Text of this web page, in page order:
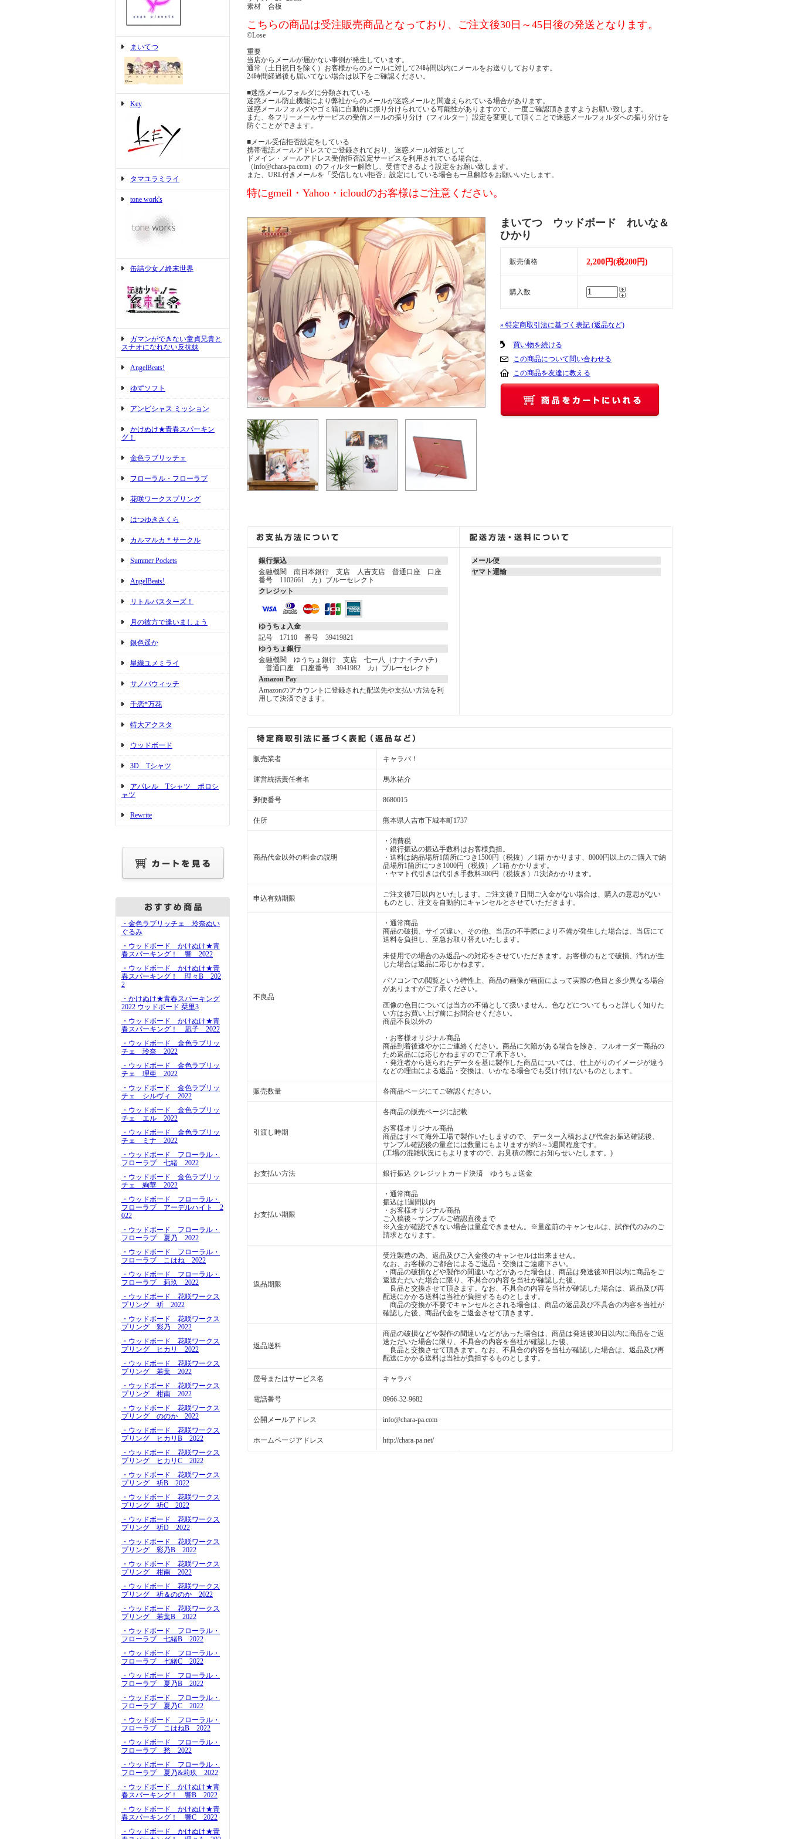
まいてつ
Key
タマユラミライ
tone work's
缶詰少女ノ終末世界
ガマンができない童貞兄貴と
スナオになれない反抗妹
AngelBeats!
ゆずソフト
アンビシャス ミッション
かけぬけ★青春スパーキン
グ！
金色ラブリッチェ
フローラル・フローラブ
花咲ワークスプリング
はつゆきさくら
カルマルカ＊サークル
Summer Pockets
AngelBeats!
リトルバスターズ！
月の彼方で逢いましょう
銀色遥か
星織ユメミライ
サノバウィッチ
千恋*万花
特大アクスタ
ウッドボード
3D Tシャツ
アパレル Tシャツ ポロシ
ャツ
Rewrite
・金色ラブリッチェ 玲奈ぬい
ぐるみ
・ウッドボード かけぬけ★青
春スパーキング！ 響 2022
・ウッドボード かけぬけ★青
春スパーキング！ 理々B 202
2
・かけぬけ★青春スパーキング
2022 ウッドボード 栞里3
・ウッドボード かけぬけ★青
春スパーキング！ 凪子 2022
・ウッドボード 金色ラブリッ
チェ 玲奈 2022
・ウッドボード 金色ラブリッ
チェ 理亜 2022
・ウッドボード 金色ラブリッ
チェ シルヴィ 2022
・ウッドボード 金色ラブリッ
チェ エル 2022
・ウッドボード 金色ラブリッ
チェ ミナ 2022
・ウッドボード フローラル・
フローラブ 七緒 2022
・ウッドボード 金色ラブリッ
チェ 絢華 2022
・ウッドボード フローラル・
フローラブ アーデルハイト 2
022
・ウッドボード フローラル・
フローラブ 夏乃 2022
・ウッドボード フローラル・
フローラブ こはね 2022
・ウッドボード フローラル・
フローラブ 莉玖 2022
・ウッドボード 花咲ワークス
プリング 祈 2022
・ウッドボード 花咲ワークス
プリング 彩乃 2022
・ウッドボード 花咲ワークス
プリング ヒカリ 2022
・ウッドボード 花咲ワークス
プリング 若葉 2022
・ウッドボード 花咲ワークス
プリング 柑南 2022
・ウッドボード 花咲ワークス
プリング ののか 2022
・ウッドボード 花咲ワークス
プリング ヒカリB 2022
・ウッドボード 花咲ワークス
プリング ヒカリC 2022
・ウッドボード 花咲ワークス
プリング 祈B 2022
・ウッドボード 花咲ワークス
プリング 祈C 2022
・ウッドボード 花咲ワークス
プリング 祈D 2022
・ウッドボード 花咲ワークス
プリング 彩乃B 2022
・ウッドボード 花咲ワークス
プリング 柑南 2022
・ウッドボード 花咲ワークス
プリング 祈＆ののか 2022
・ウッドボード 花咲ワークス
プリング 若葉B 2022
・ウッドボード フローラル・
フローラブ 七緒B 2022
・ウッドボード フローラル・
フローラブ 七緒C 2022
・ウッドボード フローラル・
フローラブ 夏乃B 2022
・ウッドボード フローラル・
フローラブ 夏乃C 2022
・ウッドボード フローラル・
フローラブ こはねB 2022
・ウッドボード フローラル・
フローラブ 愁 2022
・ウッドボード フローラル・
フローラブ 夏乃&莉玖 2022
・ウッドボード かけぬけ★青
春スパーキング！ 響B 2022
・ウッドボード かけぬけ★青
春スパーキング！ 響C 2022
・ウッドボード かけぬけ★青
素材 合板
こちらの商品は受注販売商品となっており、ご注文後30日～45日後の発送となります。
©Lose
重要
当店からメールが届かない事例が発生しています。
通常（土日祝日を除く）お客様からのメールに対して24時間以内にメールをお送りしております。
24時間経過後も届いてない場合は以下をご確認ください。
■迷惑メールフォルダに分類されている
迷惑メール防止機能により弊社からのメールが迷惑メールと間違えられている場合があります。
迷惑メールフォルダやゴミ箱に自動的に振り分けられている可能性がありますので、一度ご確認頂きますようお願い致します。
また、各フリーメールサービスの受信メールの振り分け（フィルター）設定を変更して頂くことで迷惑メールフォルダへの振り分けを
防ぐことができます。
■メール受信拒否設定をしている
携帯電話メールアドレスでご登録されており、迷惑メール対策として
ドメイン・メールアドレス受信拒否設定サービスを利用されている場合は、
（info@chara-pa.com）のフィルター解除し、受信できるよう設定をお願い致します。
また、URL付きメールを「受信しない/拒否」設定にしている場合も一旦解除をお願いいたします。
特にgmeil・Yahoo・icloudのお客様はご注意ください。
まいてつ ウッドボード れいな＆
ひかり
販売価格 2,200円(税200円)
購入数
» 特定商取引法に基づく表記 (返品など)
買い物を続ける
この商品について問い合わせる
この商品を友達に教える
銀行振込
金融機関 南日本銀行 支店 人吉支店 普通口座 口座
番号 1102661 カ）ブルーセレクト
クレジット
ゆうちょ入金
記号 17110 番号 39419821
ゆうちょ銀行
金融機関 ゆうちょ銀行 支店 七一八（ナナイチハチ）
普通口座 口座番号 3941982 カ）ブルーセレクト
Amazon Pay
Amazonのアカウントに登録された配送先や支払い方法を利
用して決済できます。
メール便
ヤマト運輸
販売業者 キャラパ！
運営統括責任者名 馬氷祐介
郵便番号 8680015
住所 熊本県人吉市下城本町1737
商品代金以外の料金の説明
・消費税
・銀行振込の振込手数料はお客様負担。
・送料は納品場所1箇所につき1500円（税抜）／1箱 かかります、8000円以上のご購入で納
品場所1箇所につき1000円（税抜）／1箱 かかります。
・ヤマト代引きは代引き手数料300円（税抜き）/1決済かかります。
申込有効期限
ご注文後7日以内といたします。ご注文後７日間ご入金がない場合は、購入の意思がない
ものとし、注文を自動的にキャンセルとさせていただきます。
不良品
・通常商品
商品の破損、サイズ違い、その他、当店の不手際により不備が発生した場合は、当店にて
送料を負担し、至急お取り替えいたします。
未使用での場合のみ返品への対応をさせていただきます。お客様のもとで破損、汚れが生
じた場合は返品に応じかねます。
パソコンでの閲覧という特性上、商品の画像が画面によって実際の色目と多少異なる場合
がありますがご了承ください。
画像の色目については当方の不備として扱いません。色などについてもっと詳しく知りた
い方はお買い上げ前にお問合せください。
商品不良以外の
・お客様オリジナル商品
商品到着後速やかにご連絡ください。商品に欠陥がある場合を除き、フルオーダー商品の
ため返品には応じかねますのでご了承下さい。
・発注者から送られたデータを基に製作した商品については、仕上がりのイメージが違う
などの理由による返品・交換は、いかなる場合でも受け付けないものとします。
販売数量 各商品ページにてご確認ください。
引渡し時期
各商品の販売ページに記載
お客様オリジナル商品
商品はすべて海外工場で製作いたしますので、 データー入稿および代金お振込確認後、
サンプル確認後の量産には数量にもよりますが約3～5週間程度です。
(工場の混雑状況にもよりますので、お見積の際にお知らせいたします。)
お支払い方法 銀行振込 クレジットカード決済 ゆうちょ送金
お支払い期限
・通常商品
振込は1週間以内
・お客様オリジナル商品
ご入稿後～サンプルご確認直後まで
※入金が確認できない場合は量産できません。※量産前のキャンセルは、試作代のみのご
請求となります。
返品期限
受注製造の為、返品及びご入金後のキャンセルは出来ません。
なお、お客様のご都合によるご返品・交換はご遠慮下さい。
・商品の破損などや製作の間違いなどがあった場合は、商品は発送後30日以内に商品をご
返送ただいた場合に限り、不具合の内容を当社が確認した後、
良品と交換させて頂きます。なお、不具合の内容を当社が確認した場合は、返品及び再
配送にかかる送料は当社が負担するものとします。
商品の交換が不要でキャンセルとされる場合は、商品の返品及び不具合の内容を当社が
確認した後、商品代金をご返金させて頂きます。
返品送料
商品の破損などや製作の間違いなどがあった場合は、商品は発送後30日以内に商品をご返
送ただいた場合に限り、不具合の内容を当社が確認した後、
良品と交換させて頂きます。なお、不具合の内容を当社が確認した場合は、返品及び再
配送にかかる送料は当社が負担するものとします。
屋号またはサービス名 キャラパ
電話番号 0966-32-9682
公開メールアドレス info@chara-pa.com
ホームページアドレス http://chara-pa.net/